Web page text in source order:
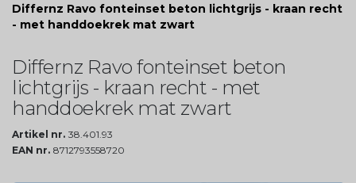
Differnz Ravo fonteinset beton lichtgrijs - kraan recht
- met handdoekrek mat zwart
Differnz Ravo fonteinset beton
lichtgrijs - kraan recht - met
handdoekrek mat zwart
Artikel nr. 38.401.93
EAN nr. 8712793558720